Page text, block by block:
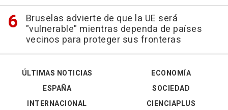
Bruselas advierte de que la UE será
"vulnerable" mientras dependa de países
vecinos para proteger sus fronteras
ÚLTIMAS NOTICIAS
ESPAÑA
INTERNACIONAL
ECONOMÍA
SOCIEDAD
CIENCIAPLUS